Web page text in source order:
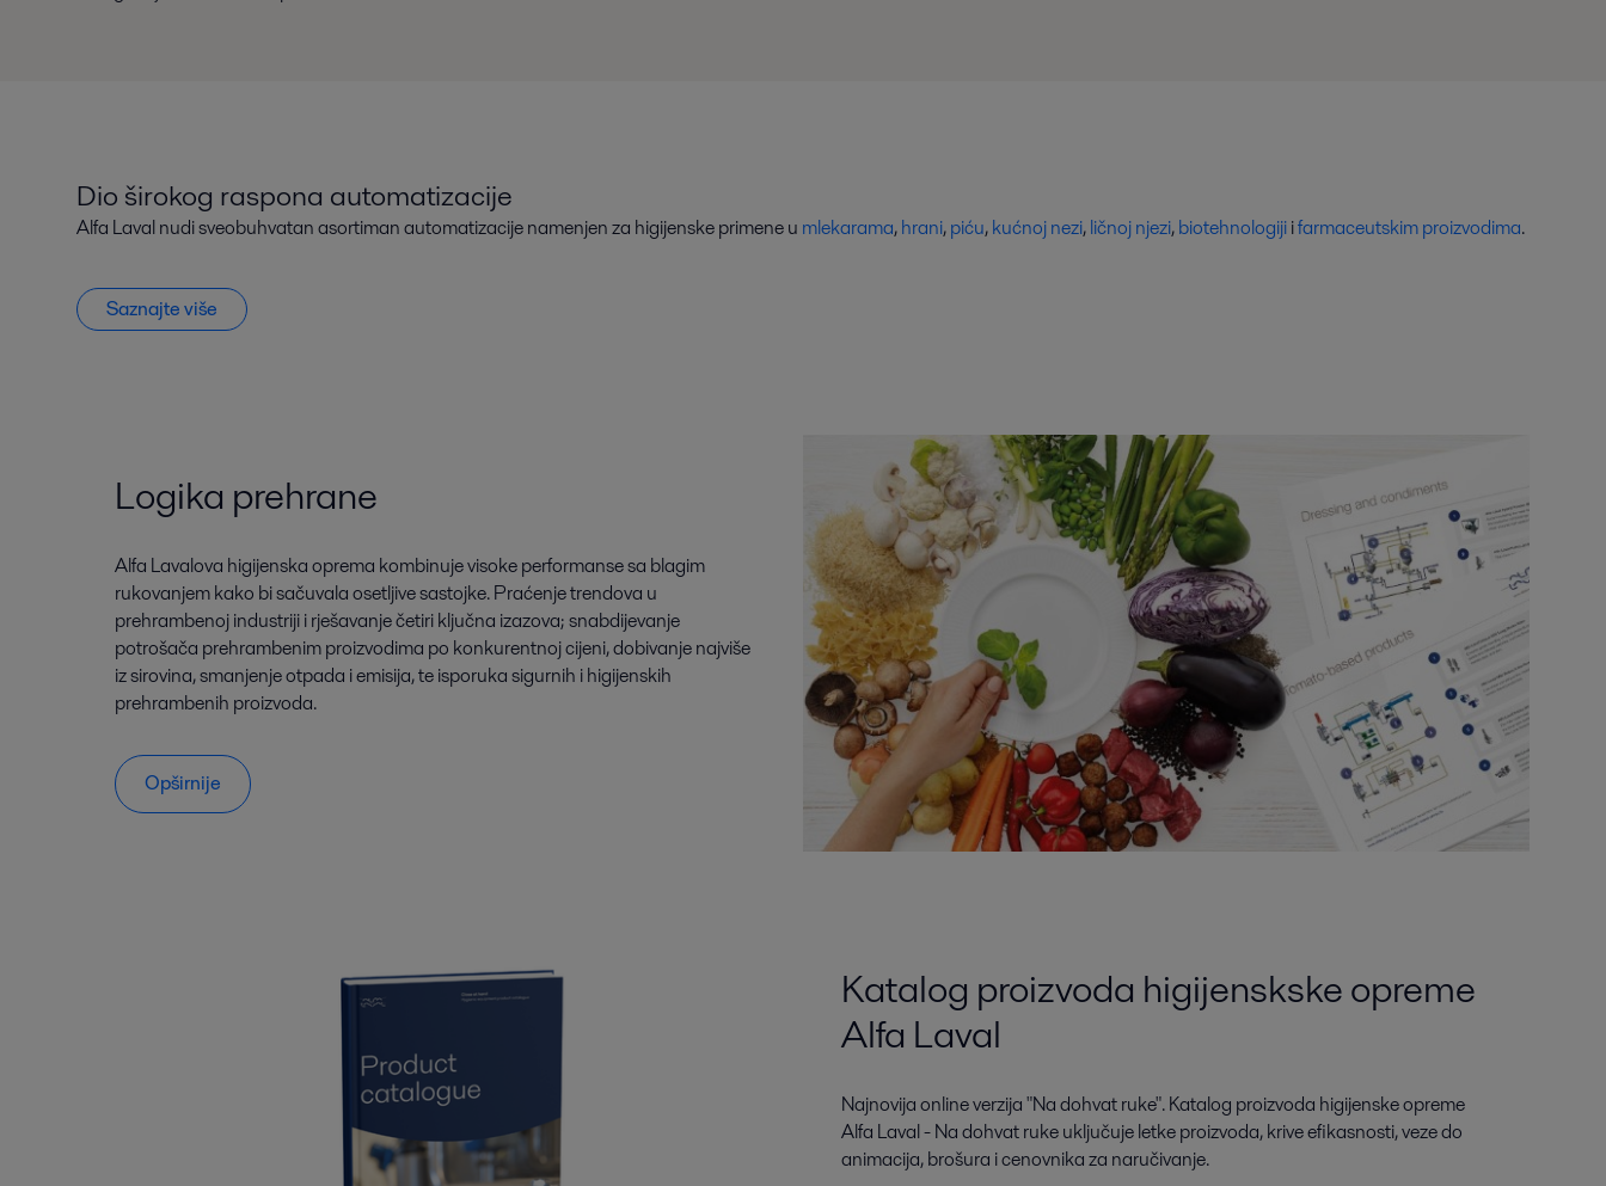
Dio širokog raspona automatizacije
Alfa Laval nudi sveobuhvatan asortiman automatizacije namenjen za higijenske primene u mlekarama,hrani,piću,kućnoj nezi,ličnoj njezi,biotehnologijiifarmaceutskim proizvodima.
Saznajte više
Logika prehrane
Alfa Lavalova higijenska oprema kombinuje visoke performanse sa blagim
rukovanjem kako bi sačuvala osetljive sastojke. Praćenje trendova u
prehrambenoj industriji i rješavanje četiri ključna izazova; snabdijevanje
potrošača prehrambenim proizvodima po konkurentnoj cijeni, dobivanje najviše
iz sirovina, smanjenje otpada i emisija, te isporuka sigurnih i higijenskih
prehrambenih proizvoda.
Opširnije
Katalog proizvoda higijenskske opreme
Alfa Laval
Najnovija online verzija "Na dohvat ruke". Katalog proizvoda higijenske opreme
Alfa Laval - Na dohvat ruke uključuje letke proizvoda, krive efikasnosti, veze do
animacija, brošura i cenovnika za naručivanje.